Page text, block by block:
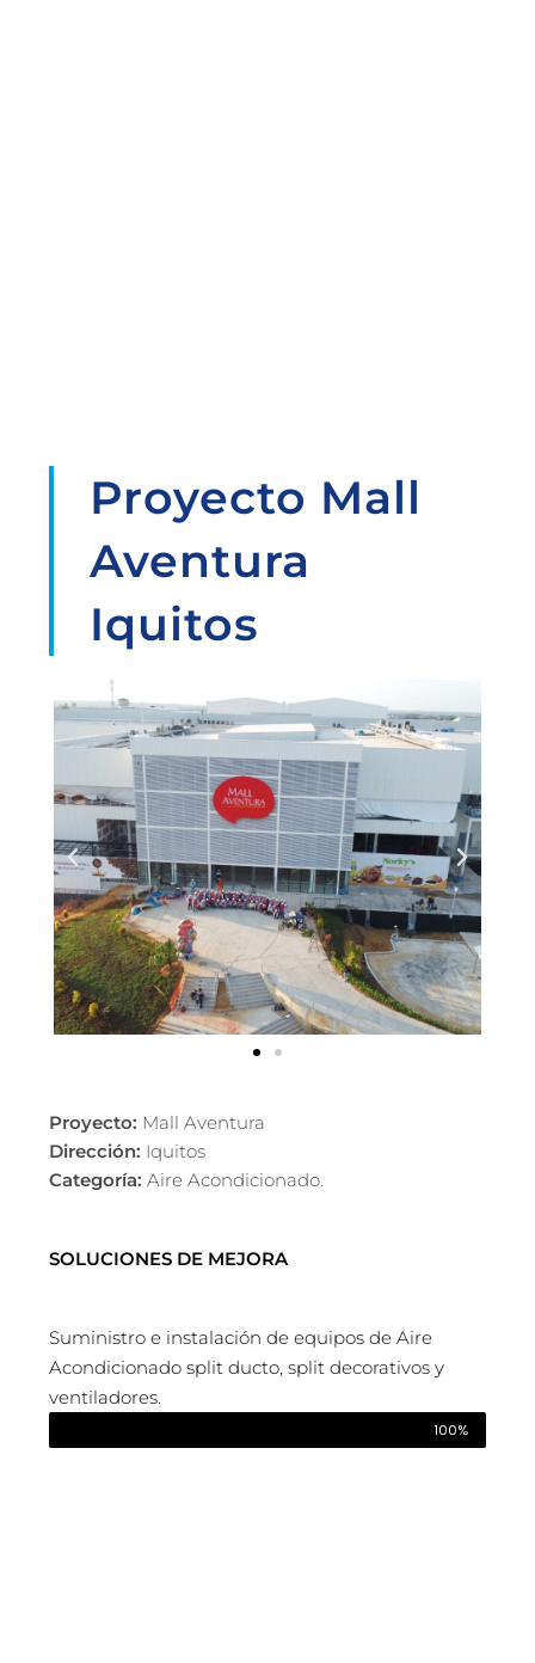
Proyecto Mall
Aventura
Iquitos
Proyecto: Mall Aventura
Dirección: Iquitos
Categoría: Aire Acondicionado.
SOLUCIONES DE MEJORA
Suministro e instalación de equipos de Aire
Acondicionado split ducto, split decorativos y
ventiladores.
100%